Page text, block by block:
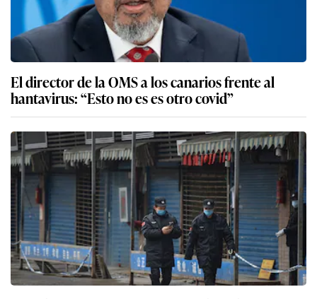
El director de la OMS a los canarios frente al
hantavirus: “Esto no es es otro covid”